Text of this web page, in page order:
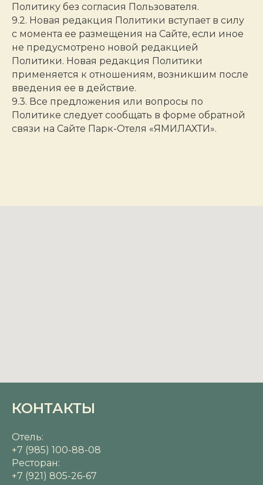
Политику без согласия Пользователя.
9.2. Новая редакция Политики вступает в силу
с момента ее размещения на Сайте, если иное
не предусмотрено новой редакцией
Политики. Новая редакция Политики
применяется к отношениям, возникшим после
введения ее в действие.
9.3. Все предложения или вопросы по
Политике следует сообщать в форме обратной
связи на Сайте Парк-Отеля «ЯМИЛАХТИ».
КОНТАКТЫ
Отель:
+7 (985) 100-88-08
Ресторан:
+7 (921) 805-26-67